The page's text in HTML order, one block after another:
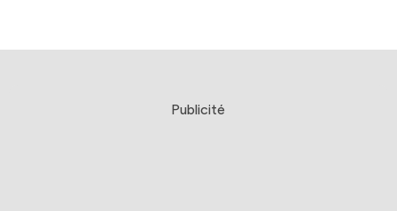
Publicité